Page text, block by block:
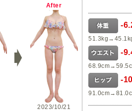
After
2023/10/21
-
-
-